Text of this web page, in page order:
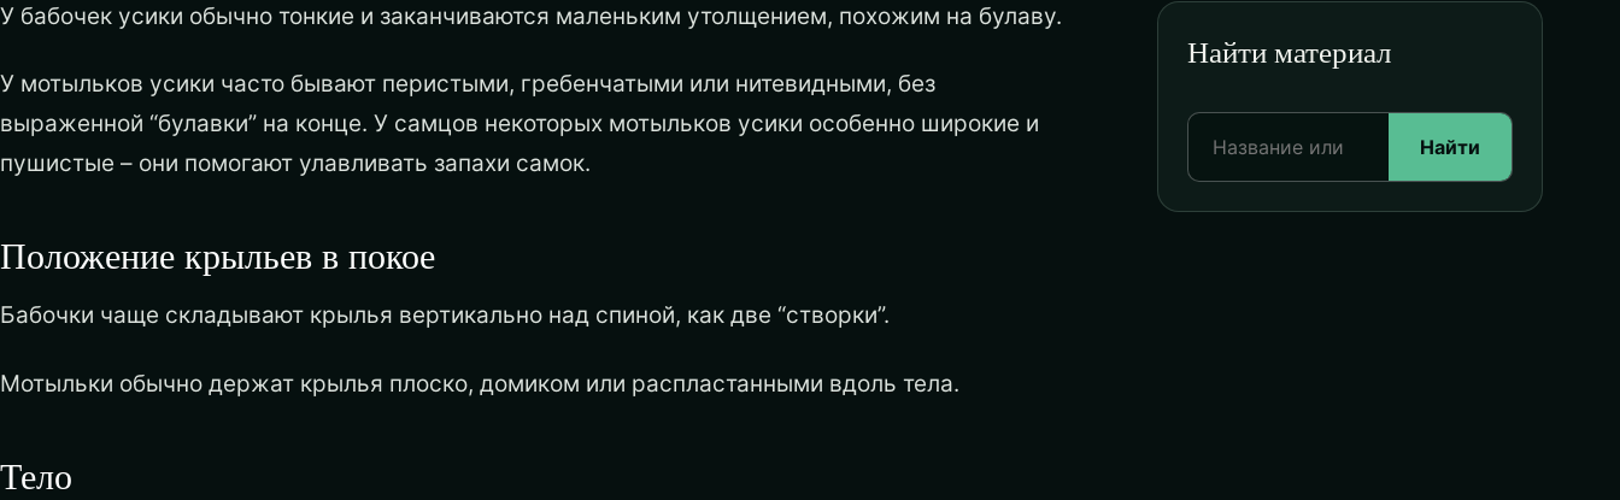
У бабочек усики обычно тонкие и заканчиваются маленьким утолщением, похожим на булаву.
У мотыльков усики часто бывают перистыми, гребенчатыми или нитевидными, без
выраженной “булавки” на конце. У самцов некоторых мотыльков усики особенно широкие и
пушистые – они помогают улавливать запахи самок.
Положение крыльев в покое
Бабочки чаще складывают крылья вертикально над спиной, как две “створки”.
Мотыльки обычно держат крылья плоско, домиком или распластанными вдоль тела.
Тело
Найти материал
Найти